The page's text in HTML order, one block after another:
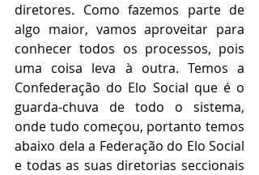
diretores. Como fazemos parte de
algo maior, vamos aproveitar para
conhecer todos os processos, pois
uma coisa leva à outra. Temos a
Confederação do Elo Social que é o
guarda-chuva de todo o sistema,
onde tudo começou, portanto temos
abaixo dela a Federação do Elo Social
e todas as suas diretorias seccionais